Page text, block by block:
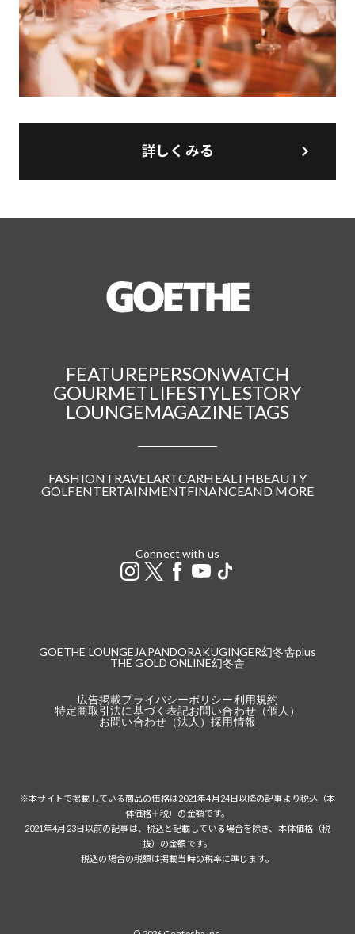
詳しくみる
FEATUREPERSONWATCH
GOURMETLIFESTYLESTORY
LOUNGEMAGAZINETAGS
FASHIONTRAVELARTCARHEALTHBEAUTY
GOLFENTERTAINMENTFINANCEAND MORE
Connect with us
GOETHE LOUNGE JAPANDORAKUGINGER幻冬舎plus
THE GOLD ONLINE幻冬舎
広告掲載プライバシーポリシー利用規約
特定商取引法に基づく表記お問い合わせ（個人）
お問い合わせ（法人）採用情報
※本サイトで掲載している商品の価格は2021年4月24日以降の記事より税込（本
体価格＋税）の金額です。
2021年4月23日以前の記事は、税込と記載している場合を除き、本体価格（税
抜）の金額です。
税込の場合の税額は掲載当時の税率に準じます。